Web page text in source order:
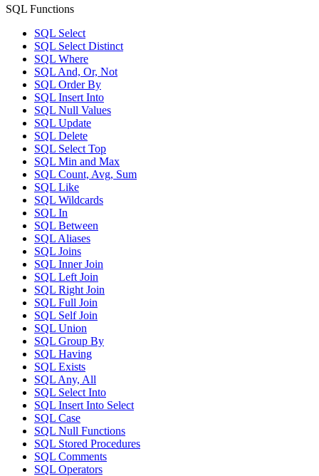
SQL Functions
SQL Select
SQL Select Distinct
SQL Where
SQL And, Or, Not
SQL Order By
SQL Insert Into
SQL Null Values
SQL Update
SQL Delete
SQL Select Top
SQL Min and Max
SQL Count, Avg, Sum
SQL Like
SQL Wildcards
SQL In
SQL Between
SQL Aliases
SQL Joins
SQL Inner Join
SQL Left Join
SQL Right Join
SQL Full Join
SQL Self Join
SQL Union
SQL Group By
SQL Having
SQL Exists
SQL Any, All
SQL Select Into
SQL Insert Into Select
SQL Case
SQL Null Functions
SQL Stored Procedures
SQL Comments
SQL Operators